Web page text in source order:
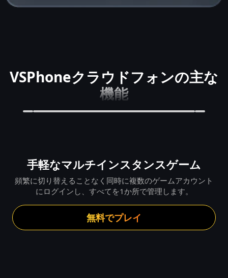
VSPhoneクラウドフォンの主な
機能
手軽なマルチインスタンスゲーム
頻繁に切り替えることなく同時に複数のゲームアカウント
にログインし、すべてを1か所で管理します。
無料でプレイ